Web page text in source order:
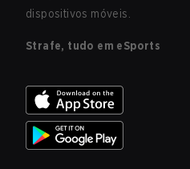
dispositivos móveis.
Strafe, tudo em eSports